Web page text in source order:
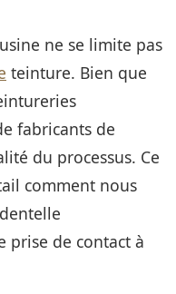
ne se limite pas
teinture. Bien que
fabricants de
du processus. Ce
comment nous
prise de contact à